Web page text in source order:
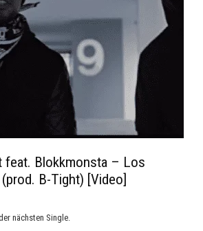
feat. Blokkmonsta – Los
(prod. B-Tight) [Video]
nächsten Single.